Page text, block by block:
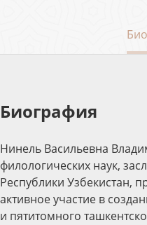
Биография
Нинель Васильевна
филологических наук,
Республики Узбекистан,
активное участие в
и пятитомного